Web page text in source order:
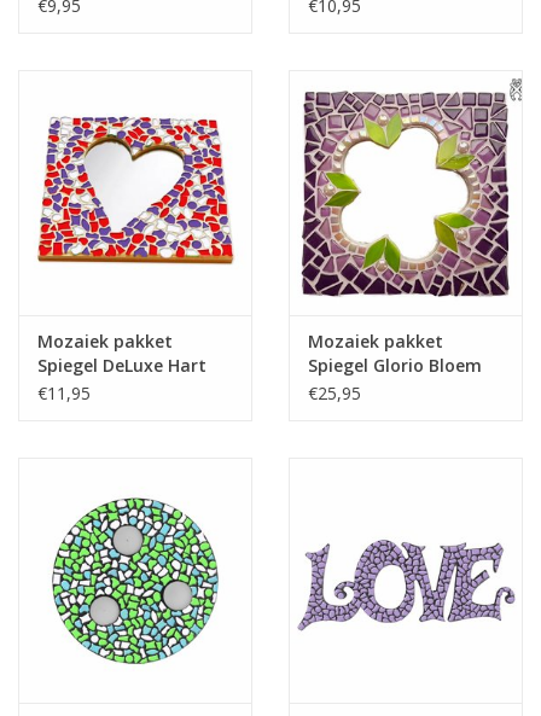
€9,95
€10,95
Mozaiek pakket
Spiegel DeLuxe Hart
Rood-Wit-Paars
€11,95
Mozaiek pakket
Spiegel Glorio Bloem
Paars
€25,95